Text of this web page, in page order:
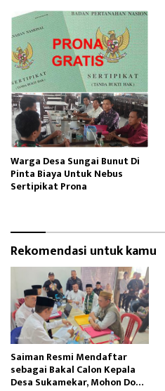
Warga Desa Sungai Bunut Di
Pinta Biaya Untuk Nebus
Sertipikat Prona
Rekomendasi untuk kamu
Saiman Resmi Mendaftar
sebagai Bakal Calon Kepala
Desa Sukamekar, Mohon Doa